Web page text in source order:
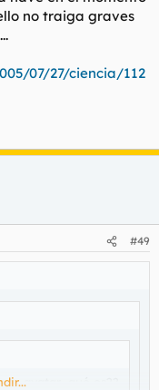
no traiga graves
07/27/ciencia/112
#49
avatar...qué es??